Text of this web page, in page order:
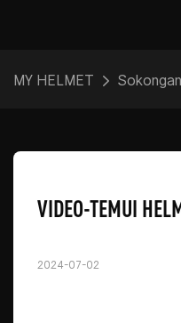
MY HELMET Sokongan
VIDEO-TEMUI
2024-07-02